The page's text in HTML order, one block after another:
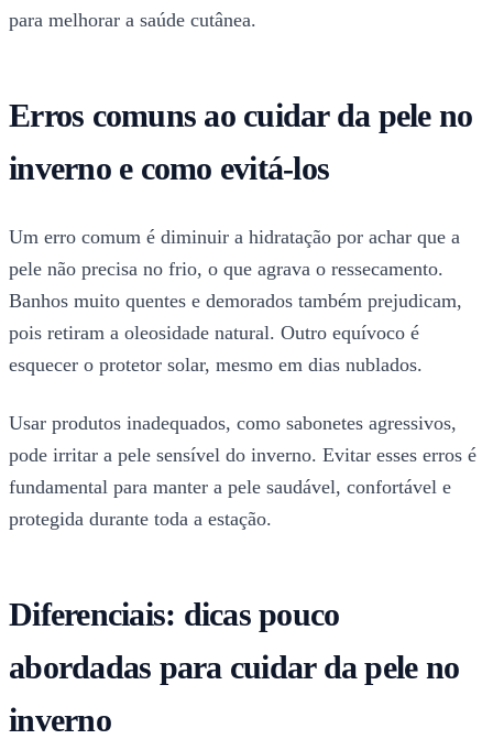
para melhorar a saúde cutânea.
Erros comuns ao cuidar da pele no
inverno e como evitá-los
Um erro comum é diminuir a hidratação por achar que a
pele não precisa no frio, o que agrava o ressecamento.
Banhos muito quentes e demorados também prejudicam,
pois retiram a oleosidade natural. Outro equívoco é
esquecer o protetor solar, mesmo em dias nublados.
Usar produtos inadequados, como sabonetes agressivos,
pode irritar a pele sensível do inverno. Evitar esses erros é
fundamental para manter a pele saudável, confortável e
protegida durante toda a estação.
Diferenciais: dicas pouco
abordadas para cuidar da pele no
inverno